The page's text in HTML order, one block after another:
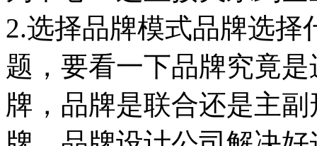
2.选择品牌模式品牌选
题，要看一下品牌究竟
牌，品牌是联合还是主